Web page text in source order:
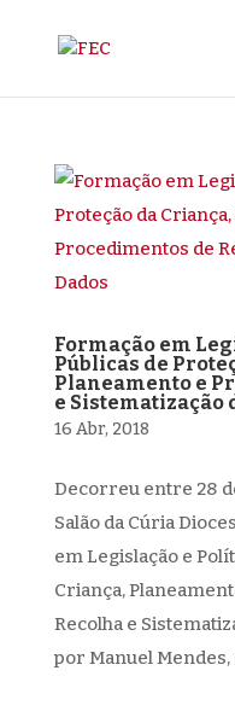
Formação em
Públicas de
Planeamento e
e Sistematização
16 Abr, 2018
Decorreu entre 28
Salão da Cúria
em Legislação e
Criança,
Recolha e
por Manuel Mendes,